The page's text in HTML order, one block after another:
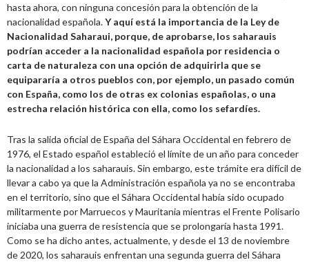
hasta ahora, con ninguna concesión para la obtención de la
nacionalidad española.Y aquí está la importancia de la Ley de
Nacionalidad Saharaui, porque, de aprobarse, los saharauis
podrían acceder a la nacionalidad española por residencia o
carta de naturaleza con una opción de adquirirla que se
equipararía a otros pueblos con, por ejemplo, un pasado común
con España, como los de otras ex colonias españolas, o una
estrecha relación histórica con ella, como los sefardíes.
Tras la salida oficial de España del Sáhara Occidental en febrero de
1976, el Estado español estableció el límite de un año para conceder
la nacionalidad a los saharauis. Sin embargo, este trámite era difícil de
llevar a cabo ya que la Administración española ya no se encontraba
en el territorio, sino que el Sáhara Occidental había sido ocupado
militarmente por Marruecos y Mauritania mientras el Frente Polisario
iniciaba una guerra de resistencia que se prolongaría hasta 1991.
Como se ha dicho antes, actualmente, y desde el 13 de noviembre
de 2020, los saharauis enfrentan una segunda guerra del Sáhara